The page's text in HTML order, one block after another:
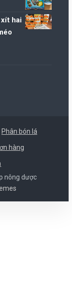
hai
Phân bón lá
hàng
nông dược